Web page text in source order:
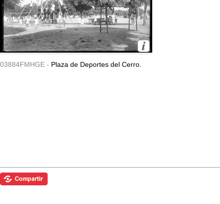
03884FMHGE - Plaza de Deportes del Cerro.